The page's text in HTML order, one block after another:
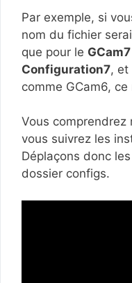
Par exemple, si
nom du fichier
que pour le GCam7
Configuration7, et
comme GCam6,
Vous comprendrez
vous suivrez les
Déplaçons donc
dossier configs.